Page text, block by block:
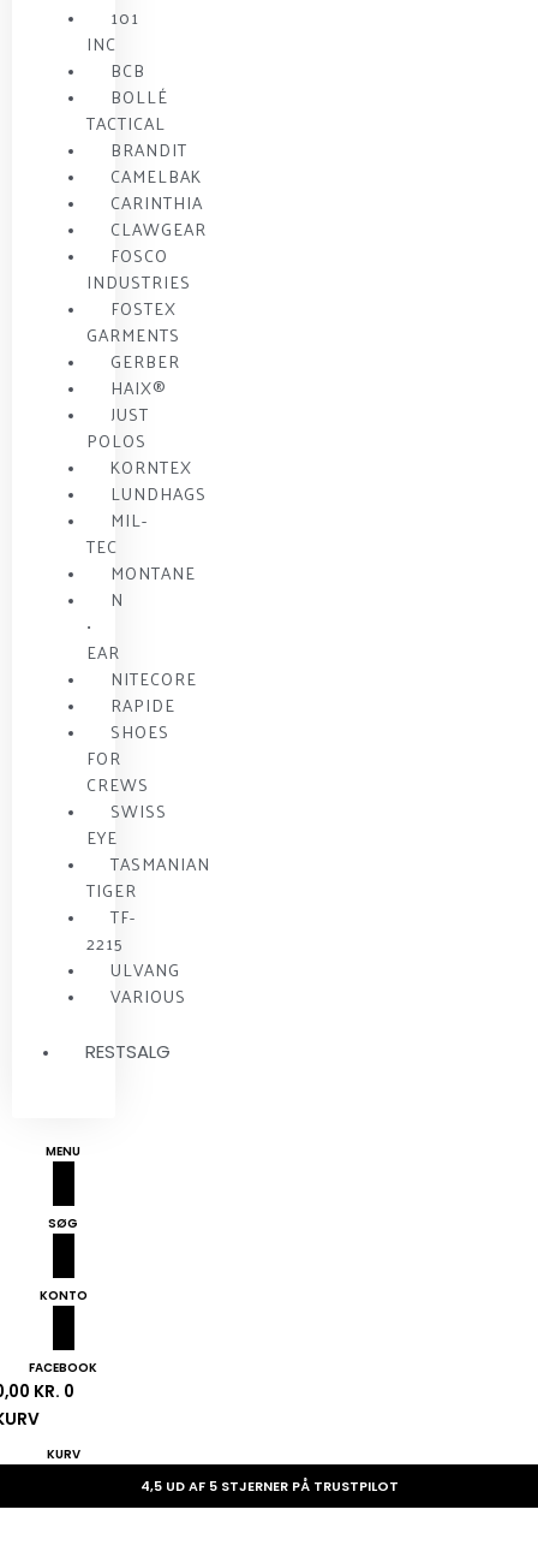
101
INC
BCB
BOLLÉ
TACTICAL
BRANDIT
CAMELBAK
CARINTHIA
CLAWGEAR
FOSCO
INDUSTRIES
FOSTEX
GARMENTS
GERBER
HAIX®
JUST
POLOS
KORNTEX
LUNDHAGS
MIL-
TEC
MONTANE
N
•
EAR
NITECORE
RAPIDE
SHOES
FOR
CREWS
SWISS
EYE
TASMANIAN
TIGER
TF-
2215
ULVANG
VARIOUS
RESTSALG
MENU
SØG
KONTO
FACEBOOK
KR. 0
KURV
4,5 UD AF 5 STJERNER PÅ TRUSTPILOT